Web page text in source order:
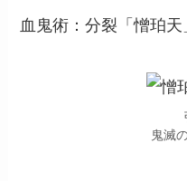
血鬼術：分裂「憎珀天
鬼滅